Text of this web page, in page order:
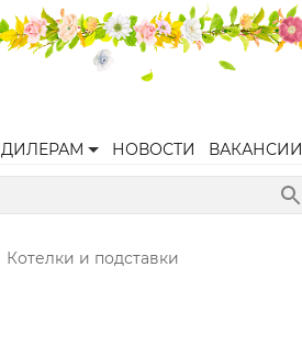
ДИЛЕРАМ НОВОСТИ ВАКАНСИИ
Котелки и подставки